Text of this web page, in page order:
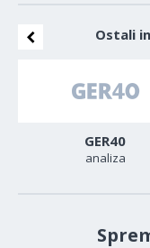
Ostali
GER40
analiza